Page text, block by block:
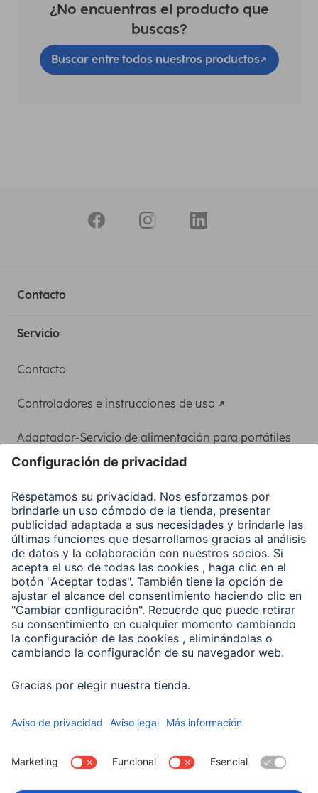
¿No encuentras el producto que
buscas?
Buscar entre todos nuestros productos
Contacto
Servicio
Contacto
Controladores e instrucciones de uso
Adaptador-Servicio de alimentación para portátiles
Clientes online
Conviértete en distribuidor
Compañía
Historia de la empresa
Hama en todo el Mundo
Sostenibilidad
Business-Portal